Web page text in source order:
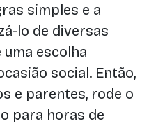
simples e a
lo de diversas
uma escolha
social. Então,
e parentes, rode o
para horas de